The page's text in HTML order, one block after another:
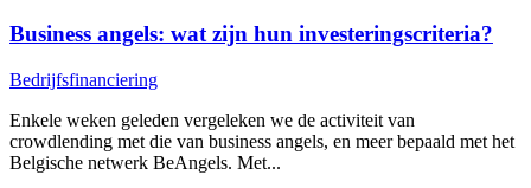
Business angels: wat zijn hun investeringscriteria?
Bedrijfsfinanciering
Enkele weken geleden vergeleken we de activiteit van
crowdlending met die van business angels, en meer bepaald met het
Belgische netwerk BeAngels. Met...